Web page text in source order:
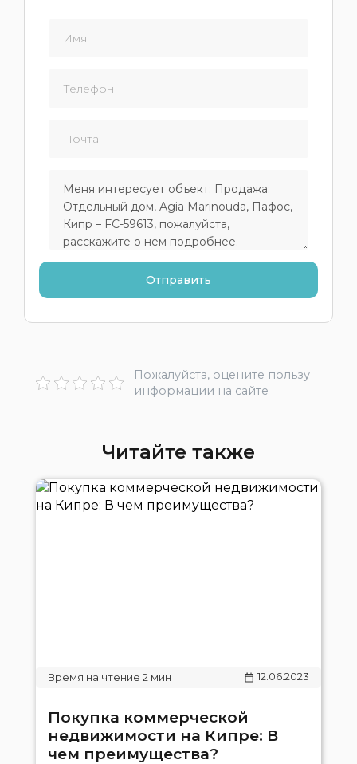
Пожалуйста, оцените пользу
информации на сайте
Читайте также
12.06.2023
Покупка коммерческой
недвижимости на Кипре: В
чем преимущества?